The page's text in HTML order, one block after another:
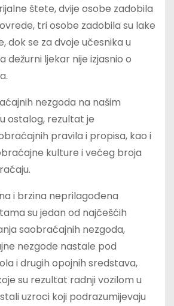
štete, dvije osobe zadobila
tri osobe zadobila su lake
dok se za dvoje učesnika u
dežurni ljekar nije izjasnio o
nezgoda na našim
ostalog, rezultat je
pravila i propisa, kao i
kulture i većeg broja
i brzina neprilagođena
su jedan od najčešćih
saobraćajnih nezgoda,
nezgode nastale pod
i drugih opojnih sredstava,
su rezultat radnji vozilom u
uzroci koji podrazumijevaju